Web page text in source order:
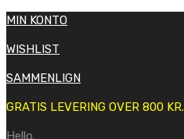
MIN KONTO
WISHLIST
SAMMENLIGN
GRATIS LEVERING OVER 800 KR.
Hello.